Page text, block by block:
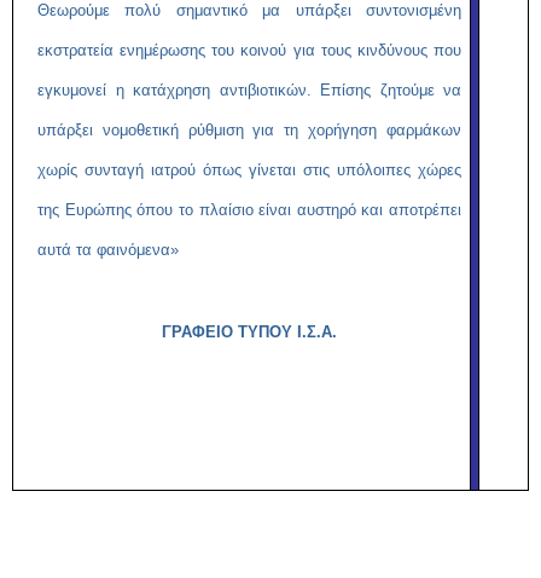
Θεωρούμε πολύ σημαντικό μα υπάρξει συντονισμένη
εκστρατεία ενημέρωσης του κοινού για τους κινδύνους που
εγκυμονεί η κατάχρηση αντιβιοτικών. Επίσης ζητούμε να
υπάρξει νομοθετική ρύθμιση για τη χορήγηση φαρμάκων
χωρίς συνταγή ιατρού όπως γίνεται στις υπόλοιπες χώρες
της Ευρώπης όπου το πλαίσιο είναι αυστηρό και αποτρέπει
αυτά τα φαινόμενα»
ΓΡΑΦΕΙΟ ΤΥΠΟΥ Ι.Σ.Α.